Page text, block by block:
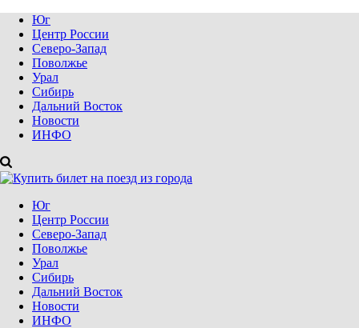
Юг
Центр России
Северо-Запад
Поволжье
Урал
Сибирь
Дальний Восток
Новости
ИНФО
Юг
Центр России
Северо-Запад
Поволжье
Урал
Сибирь
Дальний Восток
Новости
ИНФО